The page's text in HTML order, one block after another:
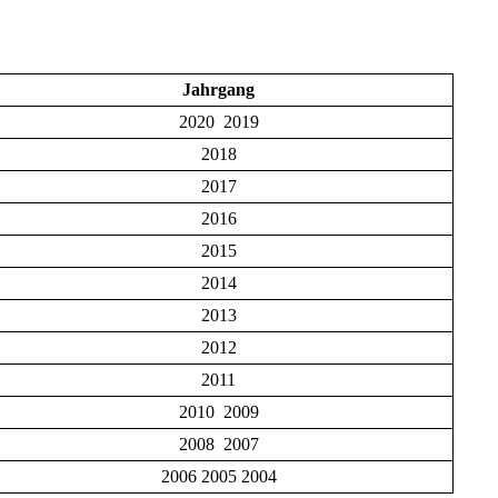
Jahrgang
2020 2019
2018
2017
2016
2015
2014
2013
2012
2011
2010 2009
2008 2007
2006 2005 2004